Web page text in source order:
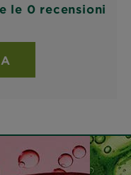
le 0 recensioni